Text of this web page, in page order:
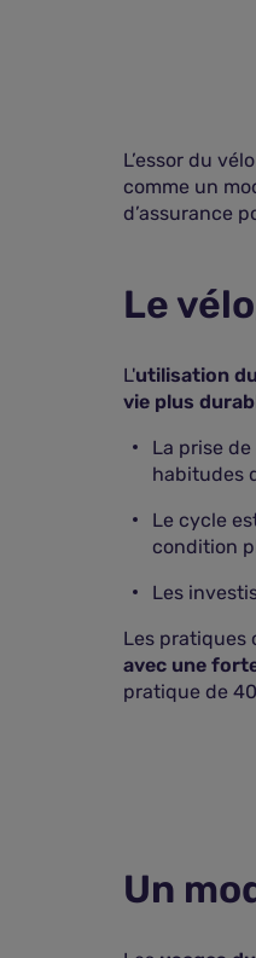
L’essor du
comme un
d’assurance
Le
L'utilisation
vie plus
La prise
habitudes
Le cycle
condition
Les
Les pratiques
avec une
pratique de
Un